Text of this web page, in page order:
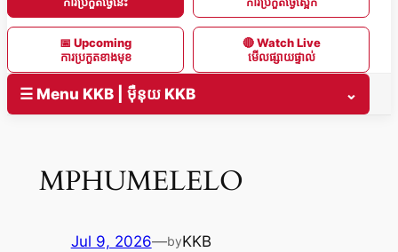
📅 Upcoming
ការប្រកួតខាងមុខ
🔴 Watch Live
មើលផ្សាយផ្ទាល់
☰ Menu KKB | ម៉ឺនុយ KKB ⌄
MPHUMELELO
Jul 9, 2026—byKKB